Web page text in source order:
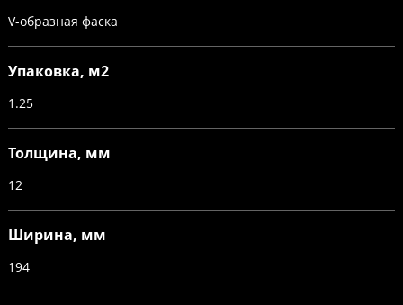
V-образная фаска
Упаковка, м2
1.25
Толщина, мм
12
Ширина, мм
194